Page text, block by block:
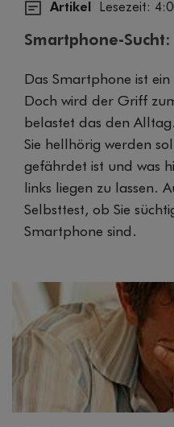
Artikel Lesezeit:
Smartphone-
Das Smartphone ist
Doch wird der Griff
belastet das den
Sie hellhörig werden
gefährdet ist und was
links liegen zu lassen.
Selbsttest, ob Sie
Smartphone sind.